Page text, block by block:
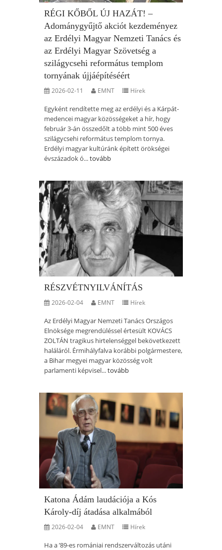
RÉGI KŐBŐL ÚJ HAZÁT! –
Adománygyűjtő akciót kezdeményez
az Erdélyi Magyar Nemzeti Tanács és
az Erdélyi Magyar Szövetség a
szilágycsehi református templom
tornyának újjáépítéséért
2026-02-11 EMNT Hírek
Egyként rendítette meg az erdélyi és a Kárpát-
medencei magyar közösségeket a hír, hogy
február 3-án összedőlt a több mint 500 éves
szilágycsehi református templom tornya.
Erdélyi magyar kultúránk épített örökségei
évszázadok ó...tovább
RÉSZVÉTNYILVÁNÍTÁS
2026-02-04 EMNT Hírek
Az Erdélyi Magyar Nemzeti Tanács Országos
Elnöksége megrendüléssel értesült KOVÁCS
ZOLTÁN tragikus hirtelenséggel bekövetkezett
haláláról. Érmihályfalva korábbi polgármestere,
a Bihar megyei magyar közösség volt
parlamenti képvisel...tovább
Katona Ádám laudációja a Kós
Károly-díj átadása alkalmából
2026-02-04 EMNT Hírek
Ha a ’89-es romániai rendszerváltozás utáni